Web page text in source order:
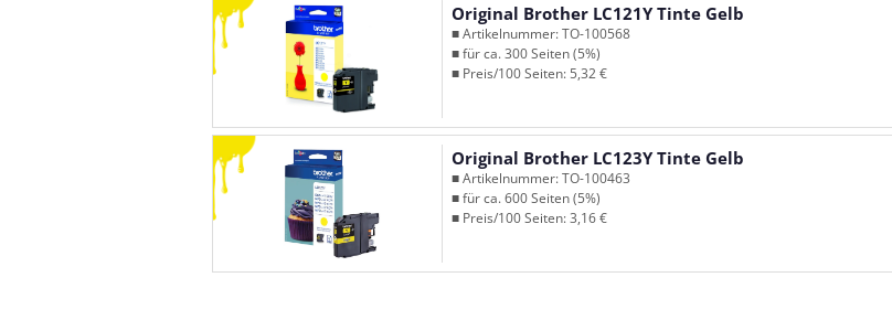
Original Brother LC121Y Tinte Gelb
■ Artikelnummer: TO-100568
■ für ca. 300 Seiten (5%)
■ Preis/100 Seiten: 5,32 €
Original Brother LC123Y Tinte Gelb
■ Artikelnummer: TO-100463
■ für ca. 600 Seiten (5%)
■ Preis/100 Seiten: 3,16 €